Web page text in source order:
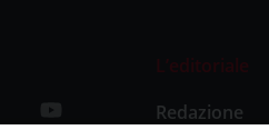
L’editoriale
Redazione